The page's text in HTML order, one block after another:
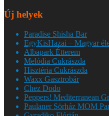
Új helyek
Paradise Shisha Bar
EgyKisHazai – Magyar
Albapark Étterem
Melódia Cukrászda
Hisztéria Cukrászda
Waxx Gasztrobár
Chez Dodo
Peppers! Mediterranean
Paulaner Sörház MOM